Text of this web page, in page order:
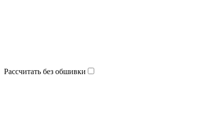
Рассчитать без обшивки